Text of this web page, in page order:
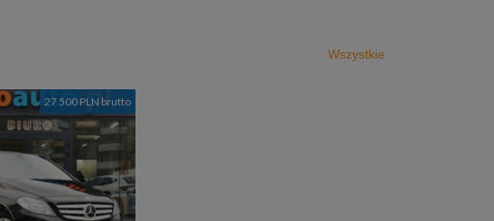
Wszystkie
27 500 PLN brutto